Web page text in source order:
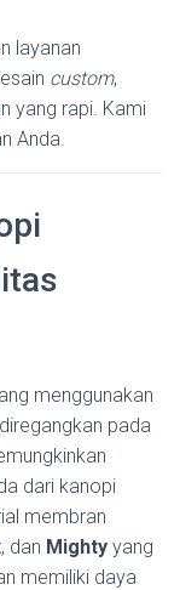
layanan
custom,
yang rapi. Kami
Anda.
menggunakan
pada
dari kanopi
membran
, dan Mighty yang
memiliki daya